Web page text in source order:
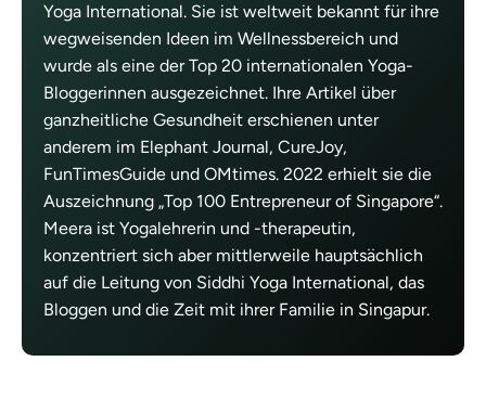
Yoga International. Sie ist weltweit bekannt für ihre
wegweisenden Ideen im Wellnessbereich und
wurde als eine der Top 20 internationalen Yoga-
Bloggerinnen ausgezeichnet. Ihre Artikel über
ganzheitliche Gesundheit erschienen unter
anderem im Elephant Journal, CureJoy,
FunTimesGuide und OMtimes. 2022 erhielt sie die
Auszeichnung „Top 100 Entrepreneur of Singapore“.
Meera ist Yogalehrerin und -therapeutin,
konzentriert sich aber mittlerweile hauptsächlich
auf die Leitung von Siddhi Yoga International, das
Bloggen und die Zeit mit ihrer Familie in Singapur.